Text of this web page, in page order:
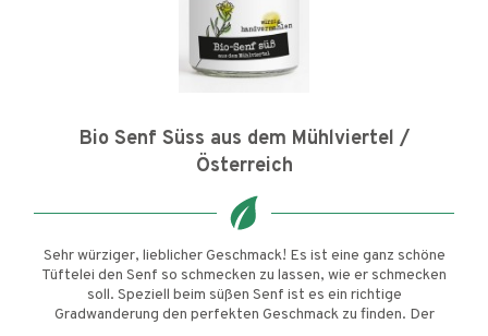
Bio Senf Süss aus dem Mühlviertel /
Österreich
Sehr würziger, lieblicher Geschmack! Es ist eine ganz schöne
Tüftelei den Senf so schmecken zu lassen, wie er schmecken
soll. Speziell beim süßen Senf ist es ein richtige
Gradwanderung den perfekten Geschmack zu finden. Der